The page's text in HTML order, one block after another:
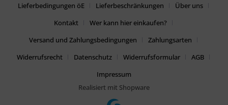
Lieferbedingungen öE
Lieferbeschränkungen
Über uns
Kontakt
Wer kann hier einkaufen?
Versand und Zahlungsbedingungen
Zahlungsarten
Widerrufsrecht
Datenschutz Widerrufsformular
AGB
Impressum
Realisiert mit Shopware